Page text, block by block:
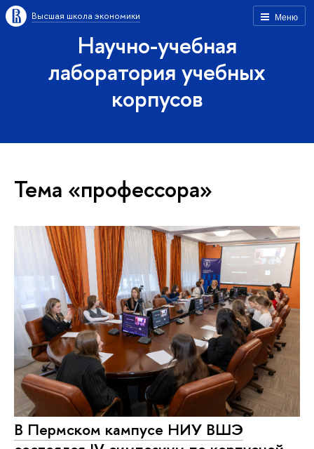
Меню
Высшая школа экономики
Научно-учебная
лаборатория учебных
корпусов
Тема «профессора»
В Пермском кампусе НИУ ВШЭ